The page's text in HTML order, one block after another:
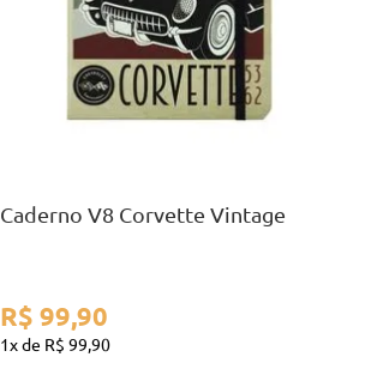
A5
COMPRAR
Caderno V8 Corvette Vintage
R$ 99,90
1 R$ 99,90